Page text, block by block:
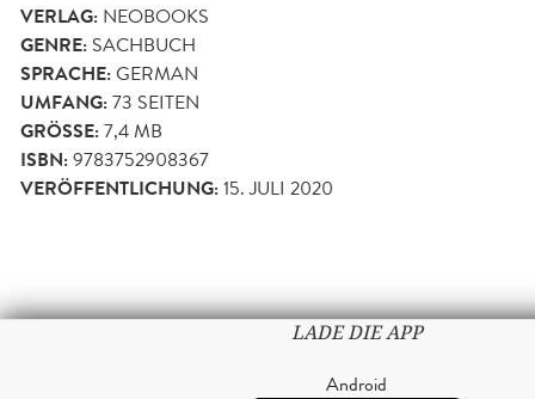
VERLAG: NEOBOOKS
GENRE: SACHBUCH
SPRACHE:GERMAN
UMFANG:73 SEITEN
GRÖSSE: 7,4 MB
ISBN:9783752908367
VERÖFFENTLICHUNG:15. JULI 2020
LADE DIE APP
Android